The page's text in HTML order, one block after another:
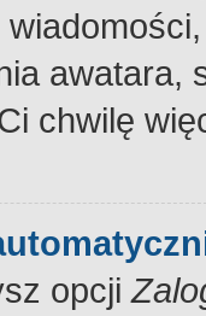
chwilę
opcji